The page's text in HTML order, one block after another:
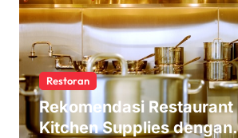
Restoran
Rekomendasi Restaurant
Kitchen Supplies dengan